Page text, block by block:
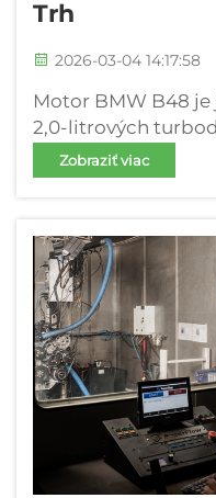
Trh
2026-03-04 14:17:58
Motor BMW B48
2,0-litrových
motorov v
v vybraných
Toyota. Vo
vybavených
Zobraziť viac